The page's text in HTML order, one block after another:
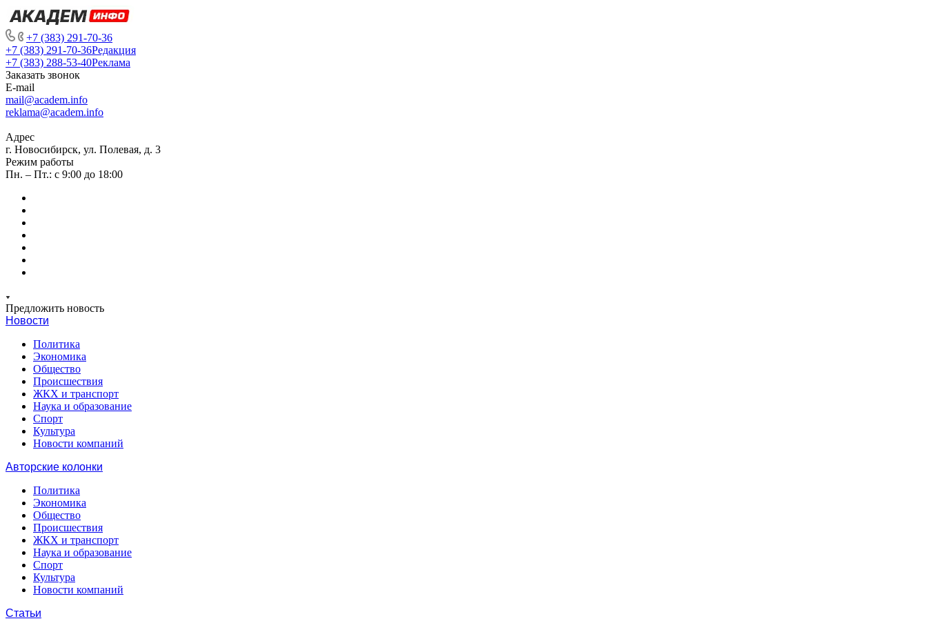
+7 (383) 291-70-36
+7 (383) 291-70-36Редакция
+7 (383) 288-53-40Реклама
Заказать звонок
E-mail
mail@academ.info
reklama@academ.info
Адрес
г. Новосибирск, ул. Полевая, д. 3
Режим работы
Пн. – Пт.: с 9:00 до 18:00
Предложить новость
Новости
Политика
Экономика
Общество
Происшествия
ЖКХ и транспорт
Наука и образование
Спорт
Культура
Новости компаний
Авторские колонки
Политика
Экономика
Общество
Происшествия
ЖКХ и транспорт
Наука и образование
Спорт
Культура
Новости компаний
Статьи